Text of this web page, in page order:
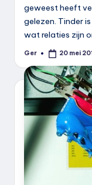
geweest heeft
gelezen. Tinder
wat relaties zijn
Geplaatst
Ger 20 mei